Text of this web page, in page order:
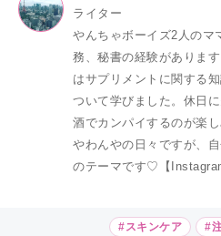
ライター
やんちゃボーイズ2人のマ
務、秘書の経験がありま
はサプリメントに関する
ついて学びました。休日
酒でカンパイするのが楽
やわんやの日々ですが、
のテーマです♡【
#スキンケア #